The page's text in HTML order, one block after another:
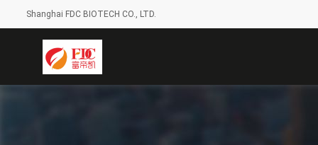
Shanghai FDC BIOTECH CO., LTD.